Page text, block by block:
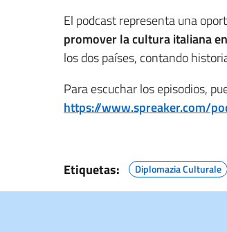
El podcast representa una
promover la cultura italiana
los dos países, contando
Para escuchar los episodios,
https://www.spreaker.com/
Etiquetas: Diplomazia Culturale